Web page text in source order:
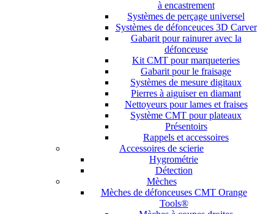
à encastrement
Systèmes de perçage universel
Systèmes de défonceuces 3D Carver
Gabarit pour rainurer avec la
défonceuse
Kit CMT pour marqueteries
Gabarit pour le fraisage
Systèmes de mesure digitaux
Pierres à aiguiser en diamant
Nettoyeurs pour lames et fraises
Système CMT pour plateaux
Présentoirs
Rappels et accessoires
Accessoires de scierie
Hygrométrie
Détection
Mèches
Mèches de défonceuses CMT Orange
Tools®